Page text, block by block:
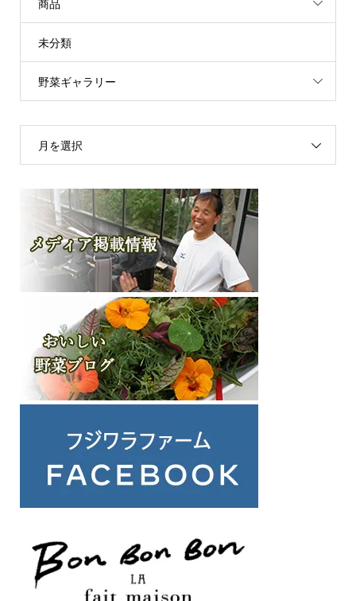
商品
未分類
野菜ギャラリー
月を選択